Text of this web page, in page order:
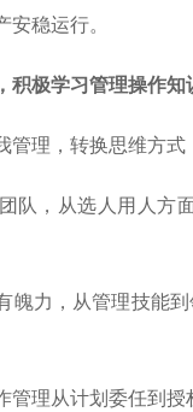
安稳运行。
极学习管理操作知
理，转换思维方式
队，从选人用人方
力，从管理技能到
理从计划委任到授